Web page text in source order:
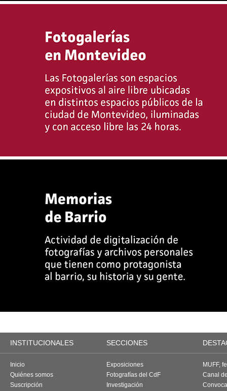
INSTITUCIONALES SECCIONES
Inicio
Quiénes somos
Suscripción
Exposiciones
Fotografías del CdF
Investigación
MUFF,
Canal